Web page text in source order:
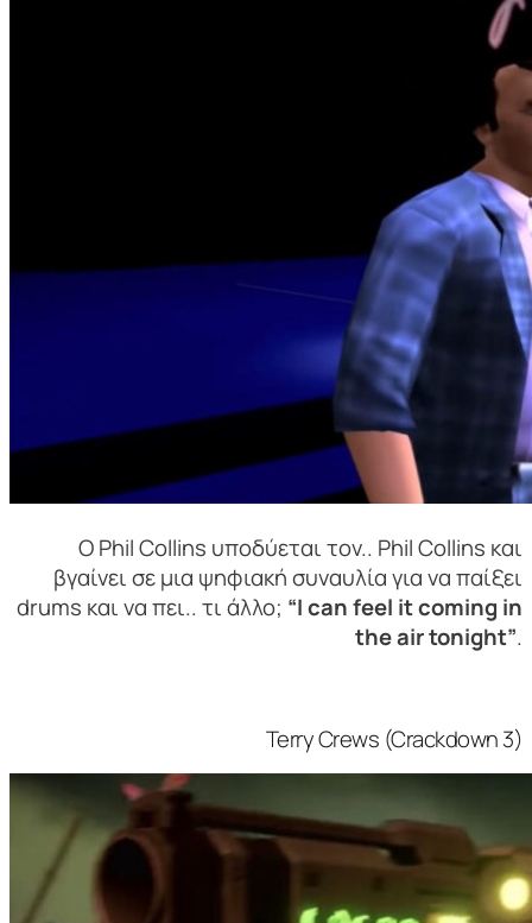
Ο Phil Collins υποδύεται τον.. Phil Collins και
βγαίνει σε μια ψηφιακή συναυλία για να παίξει
drums και να πει.. τι άλλο; “I can feel it coming in
the air tonight”.
Terry Crews (Crackdown 3)